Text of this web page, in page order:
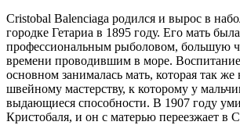
Cristobal Balenciaga родился и вырос в
городке Гетариа в 1895 году. Его мать
профессиональным рыболовом, большую
времени проводившим в море.
основном занималась мать, которая так же
швейному мастерству, к которому у
выдающиеся способности. В 1907 году
Кристобаля, и он с матерью переезжает в